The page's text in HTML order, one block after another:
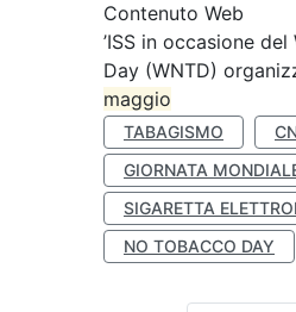
Contenuto Web
’ISS in occasione
Day (WNTD)
maggio
TABAGISMO
GIORNATA
SIGARETTA
NO TOBACCO DAY